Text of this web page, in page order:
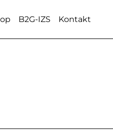
B2G-IZS Kontakt